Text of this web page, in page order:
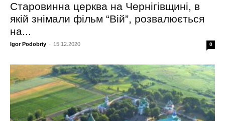
Старовинна церква на Чернігівщині, в
якій знімали фільм “Вій”, розвалюється
на...
Igor Podobriy - 15.12.2020 0